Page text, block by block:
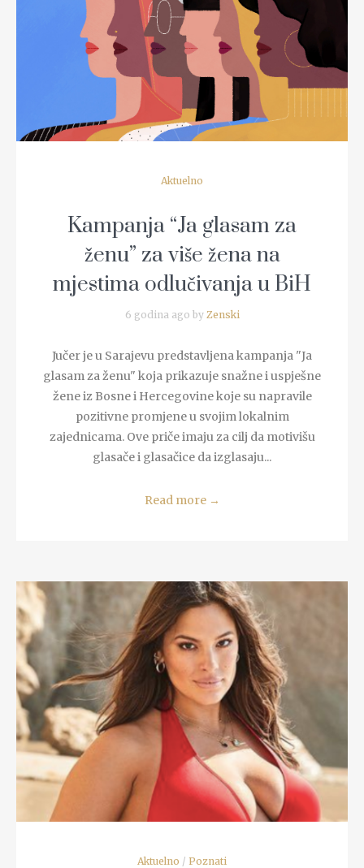
READ MORE
Aktuelno
Kampanja “Ja glasam za
ženu” za više žena na
mjestima odlučivanja u BiH
6 godina ago by Zenski
Jučer je u Sarajevu predstavljena kampanja "Ja
glasam za ženu" koja prikazuje snažne i uspješne
žene iz Bosne i Hercegovine koje su napravile
pozitivne promjene u svojim lokalnim
zajednicama. Ove priče imaju za cilj da motivišu
glasače i glasačice da izglasaju...
Read more →
READ MORE
Aktuelno / Poznati